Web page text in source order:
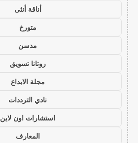
أناقة أنثى
متورخ
مدسن
روتانا تسويق
مجلة الابداع
نادي الترددات
استشارات اون لاين
المعارف